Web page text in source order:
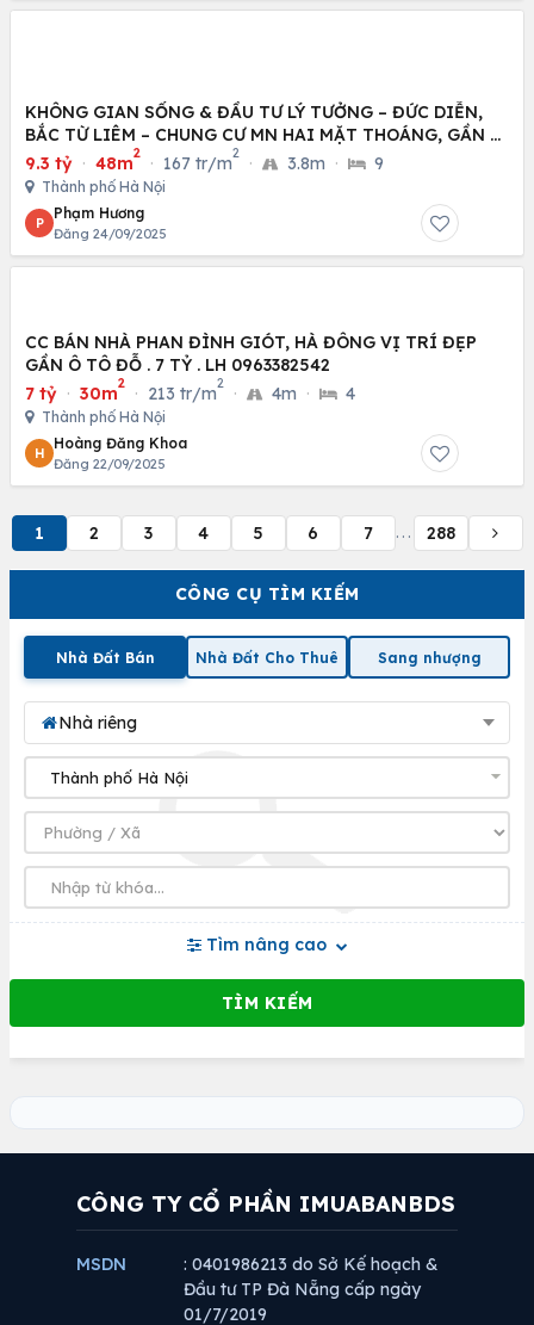
CÔNG CỤ TÌM KIẾM
Nhà Đất Bán Nhà Đất Cho Thuê Sang nhượng
Nhà riêng
Tìm nâng cao
KHÔNG GIAN SỐNG & ĐẦU TƯ LÝ TƯỞNG – ĐỨC DIỄN,
BẮC TỪ LIÊM – CHUNG CƯ MN HAI MẶT THOÁNG, GẦN Ô
TÔ
9.3 tỷ · 48m
2
· 167 tr/m
2
· 3.8m · 9
Thành phố Hà Nội
P
Phạm Hương
Đăng 24/09/2025
CC BÁN NHÀ PHAN ĐÌNH GIÓT, HÀ ĐÔNG VỊ TRÍ ĐẸP
GẦN Ô TÔ ĐỖ . 7 TỶ . LH 0963382542
7 tỷ · 30m
2
· 213 tr/m
2
· 4m · 4
Thành phố Hà Nội
H
Hoàng Đăng Khoa
Đăng 22/09/2025
1 2 3 4 5 6 7 ... 288
CÔNG TY CỔ PHẦN IMUABANBDS
MSDN
: 0401986213 do Sở Kế hoạch &
Đầu tư TP Đà Nẵng cấp ngày
01/7/2019